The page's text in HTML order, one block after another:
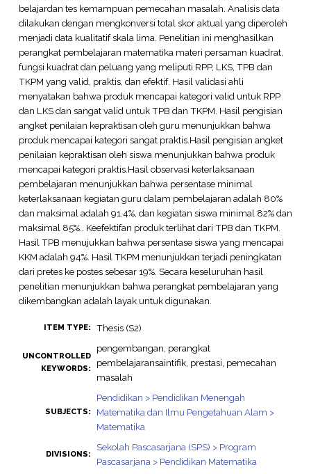
belajardan tes kemampuan pemecahan masalah. Analisis data
dilakukan dengan mengkonversi total skor aktual yang diperoleh
menjadi data kualitatif skala lima. Penelitian ini menghasilkan
perangkat pembelajaran matematika materi persaman kuadrat,
fungsi kuadrat dan peluang yang meliputi RPP, LKS, TPB dan
TKPM yang valid, praktis, dan efektif. Hasil validasi ahli
menyatakan bahwa produk mencapai kategori valid untuk RPP
dan LKS dan sangat valid untuk TPB dan TKPM. Hasil pengisian
angket penilaian kepraktisan oleh guru menunjukkan bahwa
produk mencapai kategori sangat praktis.Hasil pengisian angket
penilaian kepraktisan oleh siswa menunjukkan bahwa produk
mencapai kategori praktis.Hasil observasi keterlaksanaan
pembelajaran menunjukkan bahwa persentase minimal
keterlaksanaan kegiatan guru dalam pembelajaran adalah 80%
dan maksimal adalah 91.4%, dan kegiatan siswa minimal 82% dan
maksimal 85%.. Keefektifan produk terlihat dari TPB dan TKPM.
Hasil TPB menujukkan bahwa persentase siswa yang mencapai
KKM adalah 94%. Hasil TKPM menunjukkan terjadi peningkatan
dari pretes ke postes sebesar 19%. Secara keseluruhan hasil
penelitian menunjukkan bahwa perangkat pembelajaran yang
dikembangkan adalah layak untuk digunakan.
ITEM TYPE: Thesis (S2)
UNCONTROLLED
KEYWORDS:
pengembangan, perangkat
pembelajaransaintifik, prestasi, pemecahan
masalah
SUBJECTS:
Pendidikan > Pendidikan Menengah
Matematika dan Ilmu Pengetahuan Alam >
Matematika
DIVISIONS:
Sekolah Pascasarjana (SPS) > Program
Pascasarjana > Pendidikan Matematika